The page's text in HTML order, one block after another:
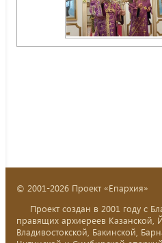
© 2001-2026 Проект «Епархия»
Проект создан в 2001 году с
правящих архиереев Казанской,
Владивостокской, Бакинской,